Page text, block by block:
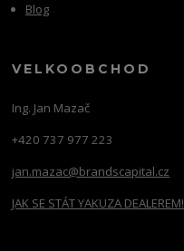
Blog
VELKOOBCHOD
Ing. Jan Mazač
+420 737 977 223
jan.mazac@brandscapital.cz
JAK SE STÁT YAKUZA DEALEREM!